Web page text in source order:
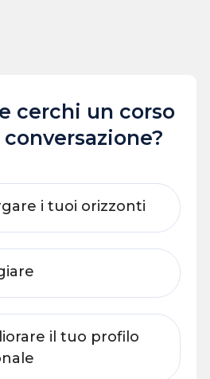
cerchi un corso
i tuoi orizzonti
il tuo profilo